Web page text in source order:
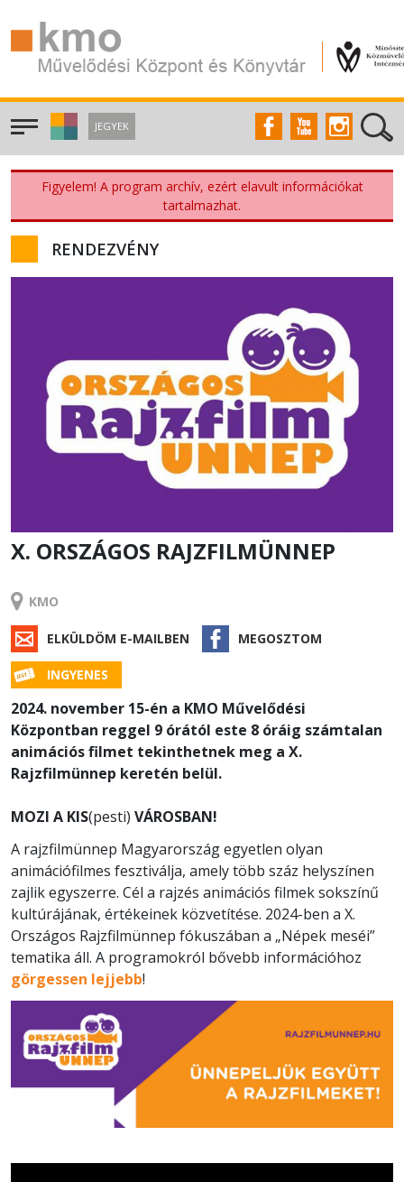
JEGYEK
Figyelem! A program archív, ezért elavult információkat
tartalmazhat.
RENDEZVÉNY
X. ORSZÁGOS RAJZFILMÜNNEP
KMO
ELKÜLDÖM E-MAILBEN MEGOSZTOM
INGYENES
2024. november 15-én a KMO Művelődési
Központban reggel 9 órától este 8 óráig számtalan
animációs filmet tekinthetnek meg a X.
Rajzfilmünnep keretén belül.
MOZI A KIS(pesti) VÁROSBAN!
A rajzfilmünnep Magyarország egyetlen olyan
animációfilmes fesztiválja, amely több száz helyszínen
zajlik egyszerre. Cél a rajzés animációs filmek sokszínű
kultúrájának, értékeinek közvetítése. 2024-ben a X.
Országos Rajzfilmünnep fókuszában a „Népek meséi”
tematika áll. A programokról bővebb információhoz
görgessen lejjebb!